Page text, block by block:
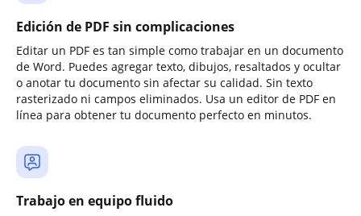
Edición de PDF sin complicaciones
Editar un PDF es tan simple como trabajar en un documento
de Word. Puedes agregar texto, dibujos, resaltados y ocultar
o anotar tu documento sin afectar su calidad. Sin texto
rasterizado ni campos eliminados. Usa un editor de PDF en
línea para obtener tu documento perfecto en minutos.
Trabajo en equipo fluido